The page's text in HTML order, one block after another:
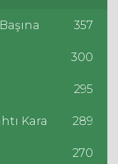
357
300
295
Kara 289
270